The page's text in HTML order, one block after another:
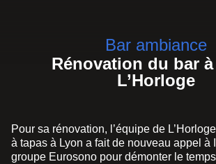
Bar ambiance
Rénovation du bar
L’Horloge
Pour sa rénovation, l’équipe de
à tapas à Lyon a fait de nouveau appel à
groupe Eurosono pour démonter le